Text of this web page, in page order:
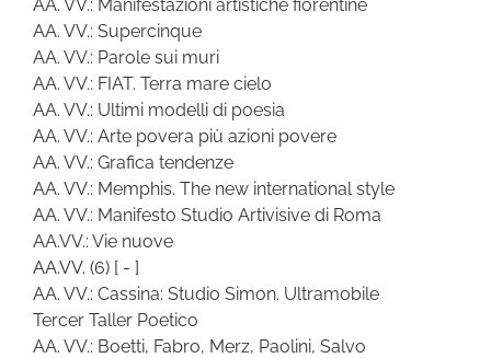
AA. VV.: Manifestazioni artistiche fiorentine
AA. VV.: Supercinque
AA. VV.: Parole sui muri
AA. VV.: FIAT. Terra mare cielo
AA. VV.: Ultimi modelli di poesia
AA. VV.: Arte povera più azioni povere
AA. VV.: Grafica tendenze
AA. VV.: Memphis. The new international style
AA. VV.: Manifesto Studio Artivisive di Roma
AA.VV.: Vie nuove
AA.VV. (6) [ - ]
AA. VV.: Cassina: Studio Simon. Ultramobile
Tercer Taller Poetico
AA. VV.: Boetti, Fabro, Merz, Paolini, Salvo